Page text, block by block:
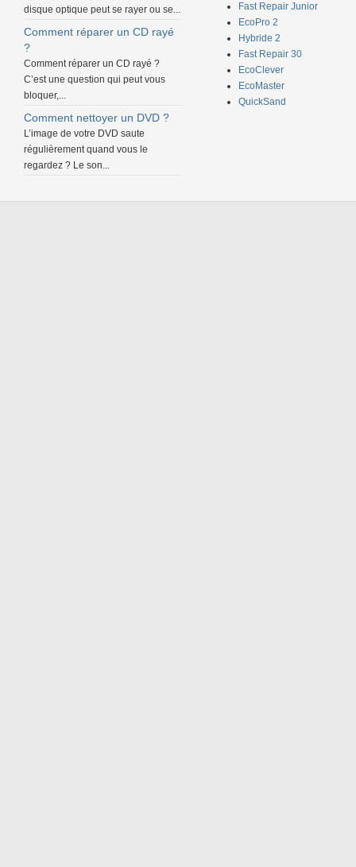
disque optique peut se rayer ou se...
Comment réparer un CD rayé
?
Comment réparer un CD rayé ?
C’est une question qui peut vous
bloquer,...
Comment nettoyer un DVD ?
L’image de votre DVD saute
régulièrement quand vous le
regardez ? Le son...
Fast Repair Junior
EcoPro 2
Hybride 2
Fast Repair 30
EcoClever
EcoMaster
QuickSand